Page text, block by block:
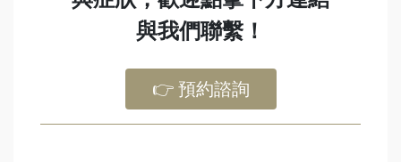
與我們聯繫！
👉 預約諮詢